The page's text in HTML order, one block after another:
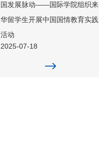
国发展脉动——国际学院组织来
华留学生开展中国国情教育实践
活动
2025-07-18